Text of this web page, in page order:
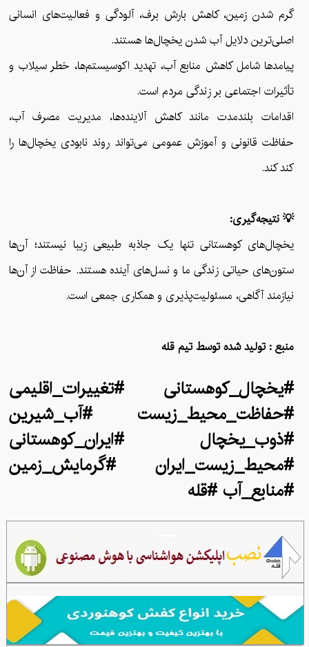
گرم شدن زمین، کاهش بارش برف، آلودگی و فعالیت‌های انسانی
اصلی‌ترین دلایل آب شدن یخچال‌ها هستند.
پیامدها شامل کاهش منابع آب، تهدید اکوسیستم‌ها، خطر سیلاب و
تأثیرات اجتماعی بر زندگی مردم است.
اقدامات بلندمدت مانند کاهش آلاینده‌ها، مدیریت مصرف آب،
حفاظت قانونی و آموزش عمومی می‌تواند روند نابودی یخچال‌ها را
کند کند.
💡 نتیجه‌گیری:
یخچال‌های کوهستانی تنها یک جاذبه طبیعی زیبا نیستند؛ آن‌ها
ستون‌های حیاتی زندگی ما و نسل‌های آینده هستند. حفاظت از آن‌ها
نیازمند آگاهی، مسئولیت‌پذیری و همکاری جمعی است.
منبع : تولید شده توسط تیم قله
#یخچال_کوهستانی #تغییرات_اقلیمی
#حفاظت_محیط_زیست #آب_شیرین
#ذوب_یخچال #ایران_کوهستانی
#محیط_زیست_ایران #گرمایش_زمین
#منابع_آب #قله